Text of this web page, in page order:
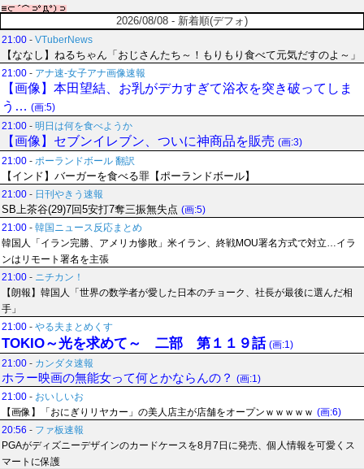
2026/08/08 - 新着順(デフォ)
21:00 - VTuberNews
【ななし】ねるちゃん「おじさんたち～！もりもり食べて元気だすのよ～」
21:00 - アナ速‐女子アナ画像速報
【画像】本田望結、お乳がデカすぎて浴衣を突き破ってしま
う… (画:5)
21:00 - 明日は何を食べようか
【画像】セブンイレブン、ついに神商品を販売 (画:3)
21:00 - ポーランドボール 翻訳
【インド】バーガーを食べる罪【ポーランドボール】
21:00 - 日刊やきう速報
SB上茶谷(29)7回5安打7奪三振無失点 (画:5)
21:00 - 韓国ニュース反応まとめ
韓国人「イラン完勝、アメリカ惨敗」米イラン、終戦MOU署名方式で対立…イラ
ンはリモート署名を主張
21:00 - ニチカン！
【朗報】韓国人「世界の数学者が愛した日本のチョーク、社長が最後に選んだ相
手」
21:00 - やる夫まとめくす
TOKIO～光を求めて～ 二部 第１１９話 (画:1)
21:00 - カンダタ速報
ホラー映画の無能女って何とかならんの？ (画:1)
21:00 - おいしいお
【画像】「おにぎりリヤカー」の美人店主が店舗をオープンｗｗｗｗｗ (画:6)
20:56 - ファ板速報
PGAがディズニーデザインのカードケースを8月7日に発売、個人情報を可愛くス
マートに保護